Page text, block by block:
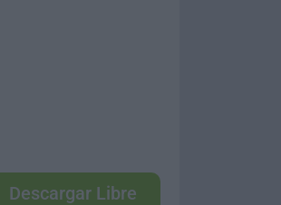
Descargar Libre